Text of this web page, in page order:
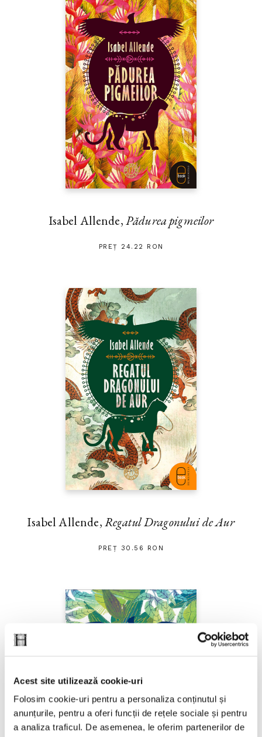
Acest site utilizează cookie-uri
Folosim cookie-uri pentru a personaliza conținutul și
anunțurile, pentru a oferi funcții de rețele sociale și pentru
a analiza traficul. De asemenea, le oferim partenerilor de
Isabel Allende,Pădurea pigmeilor
PREȚ 24.22 RON
Isabel Allende,Regatul Dragonului de Aur
PREȚ 30.56 RON